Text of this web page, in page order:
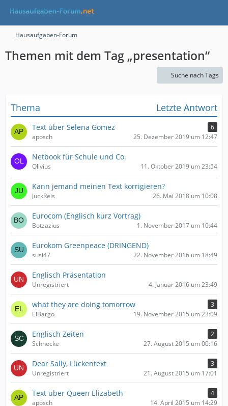
Hausaufgaben-Forum
Themen mit dem Tag „presentation“
Suche nach Tags
Thema Letzte Antwort
Text über Selena Gomez
6
aposch
25. Dezember 2019 um 12:47
Netbook für Schule und Co.
Olivius 11. Oktober 2019 um 23:54
Kann jemand meinen Text korrigieren?
JuckReis 26. Mai 2018 um 10:08
Eurocom (Englisch kurz Vortrag)
Botzazius 1. November 2017 um 10:44
Eurokom Greenpeace (DRINGEND)
susi47 22. November 2016 um 18:49
Englisch Präsentation
Unregistriert 4. Januar 2016 um 23:49
what they are doing tomorrow
3
ElBargo
19. November 2015 um 23:09
Englisch Zeiten
2
Schnecke
27. August 2015 um 00:16
Dear Sally, Lückentext
3
Unregistriert
21. August 2015 um 17:01
Text über Queen Elizabeth
4
aposch
14. April 2015 um 14:29